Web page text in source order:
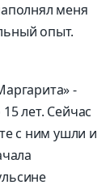
меня
опыт.
-
лет. Сейчас
с ним ушли и